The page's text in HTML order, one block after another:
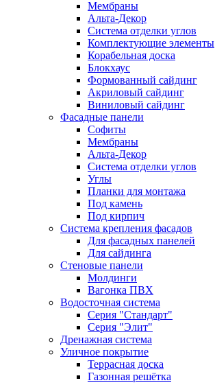
Мембраны
Альта-Декор
Система отделки углов
Комплектующие элементы
Корабельная доска
Блокхаус
Формованный сайдинг
Акриловый сайдинг
Виниловый сайдинг
Фасадные панели
Софиты
Мембраны
Альта-Декор
Система отделки углов
Углы
Планки для монтажа
Под камень
Под кирпич
Система крепления фасадов
Для фасадных панелей
Для сайдинга
Стеновые панели
Молдинги
Вагонка ПВХ
Водосточная система
Серия "Стандарт"
Серия "Элит"
Дренажная система
Уличное покрытие
Террасная доска
Газонная решётка